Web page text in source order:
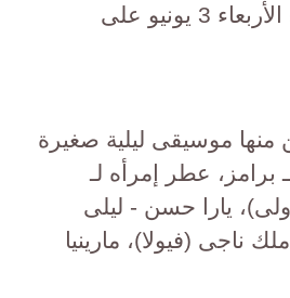
تدريب وقيادة الفنان سعيد الأرتيست وذلك فى السابعة مساء الأربعاء 3 يونيو على
منها موسيقى ليلية صغيرة
مجرية لـ برامز، عطر إمرأه لـ
يارا حسن - ليلى
ناجى (فيولا)، مارينيا